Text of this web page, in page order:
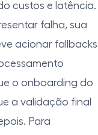
custos e latência.
falha, sua
acionar fallbacks
o onboarding do
a validação final
Para